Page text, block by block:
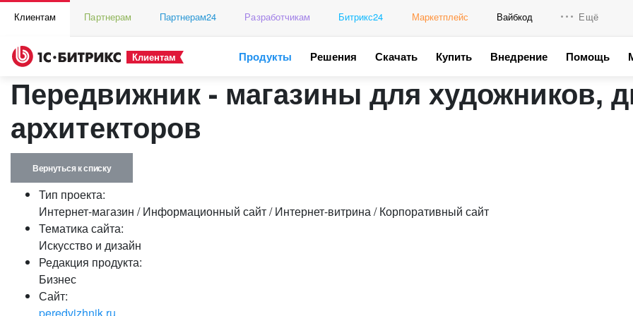
Клиентам Партнерам Партнерам24 Разработчикам Битрикс24 Маркетплейс Вайбкод Ещё
Промо
Клиентам Продукты Решения Скачать Купить Внедрение Помощь
Передвижник - магазины для художников,
архитекторов
Вернуться к списку
Тип проекта:
Интернет-магазин / Информационный сайт / Интернет-витрина / Корпоративный сайт
Тематика сайта:
Искусство и дизайн
Редакция продукта:
Бизнес
Сайт: